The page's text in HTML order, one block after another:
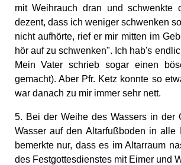
mit Weihrauch dran und schwenkte
dezent, dass ich weniger schwenken
nicht aufhörte, rief er mir mitten im
hör auf zu schwenken". Ich hab's
Mein Vater schrieb sogar einen
gemacht). Aber Pfr. Ketz konnte so
war danach zu mir immer sehr nett.
5. Bei der Weihe des Wassers in der
Wasser auf den Altarfußboden in alle
bemerkte nur, dass es im Altarraum
des Festgottesdienstes mit Eimer und